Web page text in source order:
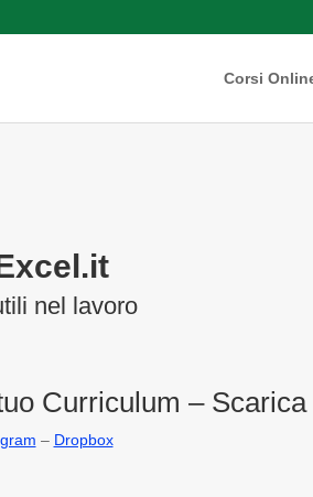
Corsi
nel lavoro
Curriculum –
– Dropbox